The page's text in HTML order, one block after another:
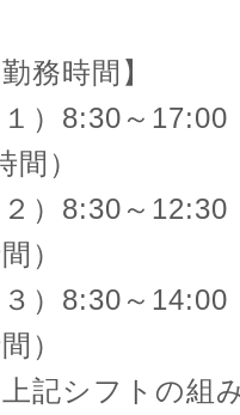
勤務時間】
１）8:30～
間）
２）8:30～
）
３）8:30～
）
記シフトの組